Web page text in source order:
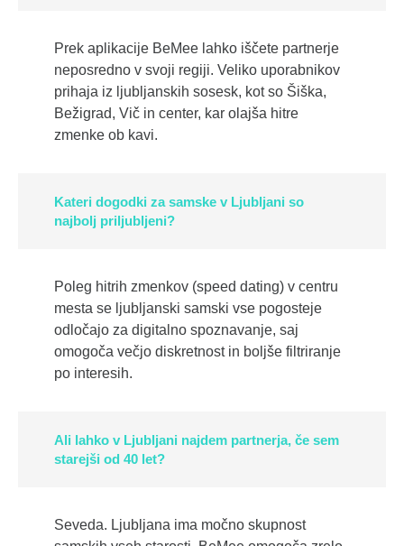
Prek aplikacije BeMee lahko iščete partnerje
neposredno v svoji regiji. Veliko uporabnikov
prihaja iz ljubljanskih sosesk, kot so Šiška,
Bežigrad, Vič in center, kar olajša hitre
zmenke ob kavi.
Kateri dogodki za samske v Ljubljani so
najbolj priljubljeni?
Poleg hitrih zmenkov (speed dating) v centru
mesta se ljubljanski samski vse pogosteje
odločajo za digitalno spoznavanje, saj
omogoča večjo diskretnost in boljše filtriranje
po interesih.
Ali lahko v Ljubljani najdem partnerja, če sem
starejši od 40 let?
Seveda. Ljubljana ima močno skupnost